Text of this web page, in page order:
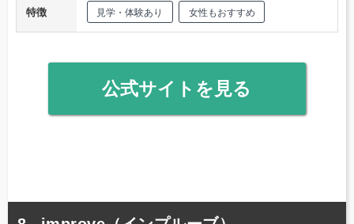
特徴 見学・体験あり 女性もおすすめ
公式サイトを見る